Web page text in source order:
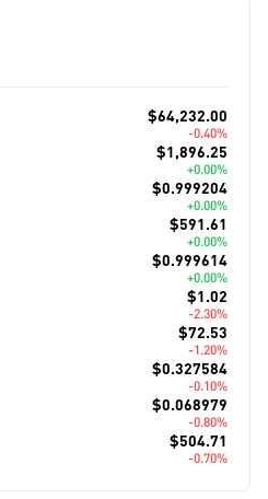
$64,232.00
-0.40%
$1,896.25
+0.00%
$0.999204
+0.00%
$591.61
+0.00%
$0.999614
+0.00%
$1.02
-2.30%
$72.53
-1.20%
$0.327584
-0.10%
$0.068979
-0.80%
$504.71
-0.70%